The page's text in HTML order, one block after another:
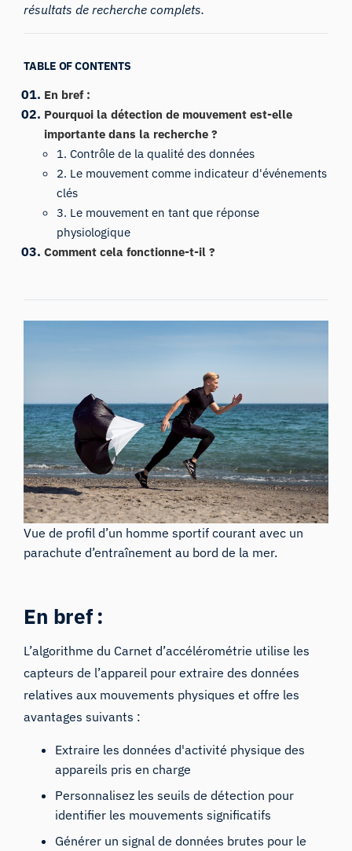
résultats de recherche complets.
TABLE OF CONTENTS
En bref :
Pourquoi la détection de mouvement est-elle
importante dans la recherche ?
1. Contrôle de la qualité des données
2. Le mouvement comme indicateur d'événements
clés
3. Le mouvement en tant que réponse
physiologique
Comment cela fonctionne-t-il ?
Vue de profil d’un homme sportif courant avec un
parachute d’entraînement au bord de la mer.
En bref :
L’algorithme du Carnet d’accélérométrie utilise les
capteurs de l’appareil pour extraire des données
relatives aux mouvements physiques et offre les
avantages suivants :
Extraire les données d'activité physique des
appareils pris en charge
Personnalisez les seuils de détection pour
identifier les mouvements significatifs
Générer un signal de données brutes pour le